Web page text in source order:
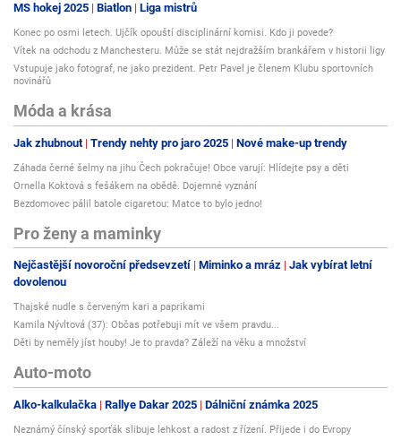
MS hokej 2025 Biatlon Liga mistrů
Konec po osmi letech. Ujčík opouští disciplinární komisi. Kdo ji povede?
Vítek na odchodu z Manchesteru. Může se stát nejdražším brankářem v historii ligy
Vstupuje jako fotograf, ne jako prezident. Petr Pavel je členem Klubu sportovních
novinářů
Móda a krása
Jak zhubnout Trendy nehty pro jaro 2025 Nové make-up trendy
Záhada černé šelmy na jihu Čech pokračuje! Obce varují: Hlídejte psy a děti
Ornella Koktová s fešákem na obědě. Dojemné vyznání
Bezdomovec pálil batole cigaretou: Matce to bylo jedno!
Pro ženy a maminky
Nejčastější novoroční předsevzetí Miminko a mráz Jak vybírat letní
dovolenou
Thajské nudle s červeným kari a paprikami
Kamila Nývltová (37): Občas potřebuji mít ve všem pravdu...
Děti by neměly jíst houby! Je to pravda? Záleží na věku a množství
Auto-moto
Alko-kalkulačka Rallye Dakar 2025 Dálniční známka 2025
Neznámý čínský sporťák slibuje lehkost a radost z řízení. Přijede i do Evropy